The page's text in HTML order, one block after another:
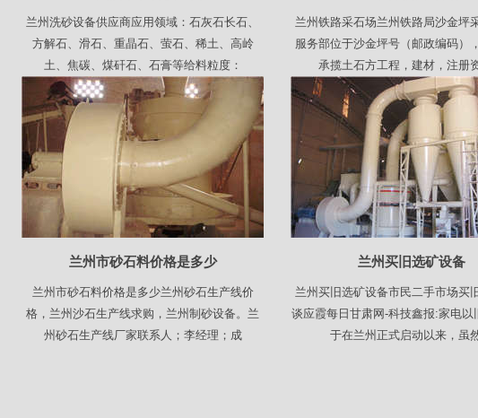
兰州洗砂设备供应商应用领域：石灰石长石、
方解石、滑石、重晶石、萤石、稀土、高岭
土、焦碳、煤矸石、石膏等给料粒度：
兰州铁路采石场兰州铁路局沙金坪
服务部位于沙金坪号（邮政编码）
承揽土石方工程，建材，注册
兰州市砂石料价格是多少
兰州市砂石料价格是多少兰州砂石生产线价
格，兰州沙石生产线求购，兰州制砂设备。兰
州砂石生产线厂家联系人；李经理；成
兰州买旧选矿设备
兰州买旧选矿设备市民二手市场买
谈应霞每日甘肃网-科技鑫报:家电以
于在兰州正式启动以来，虽